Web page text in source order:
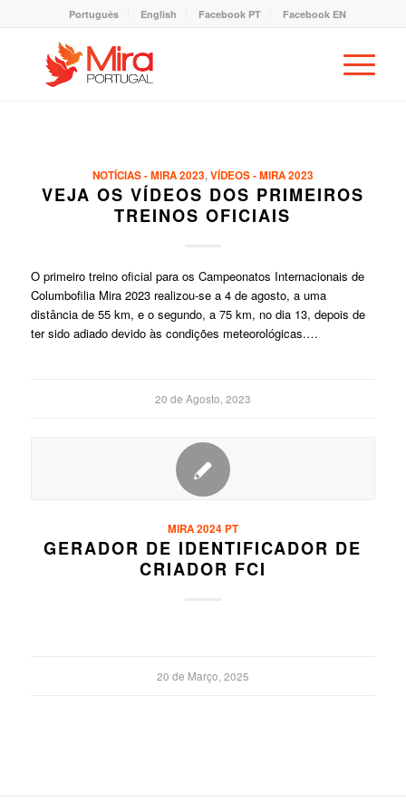
Português English Facebook PT Facebook EN
NOTÍCIAS - MIRA 2023,VÍDEOS - MIRA 2023
VEJA OS VÍDEOS DOS PRIMEIROS
TREINOS OFICIAIS
O primeiro treino oficial para os Campeonatos Internacionais de
Columbofilia Mira 2023 realizou-se a 4 de agosto, a uma
distância de 55 km, e o segundo, a 75 km, no dia 13, depois de
ter sido adiado devido às condições meteorológicas.…
20 de Agosto, 2023
MIRA 2024 PT
GERADOR DE IDENTIFICADOR DE
CRIADOR FCI
20 de Março, 2025